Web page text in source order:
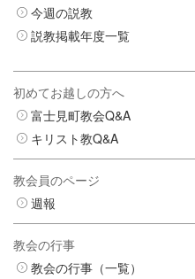
今週の説教
説教掲載年度一覧
初めてお越しの方へ
富士見町教会Q&A
キリスト教Q&A
教会員のページ
週報
教会の行事
教会の行事（一覧）